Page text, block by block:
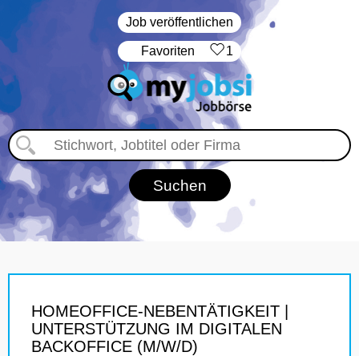
Job veröffentlichen
‏Favoriten 1
HOMEOFFICE-NEBENTÄTIGKEIT |
UNTERSTÜTZUNG IM DIGITALEN
BACKOFFICE (M/W/D)